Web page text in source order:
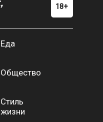
Еда
Общество
Стиль
жизни